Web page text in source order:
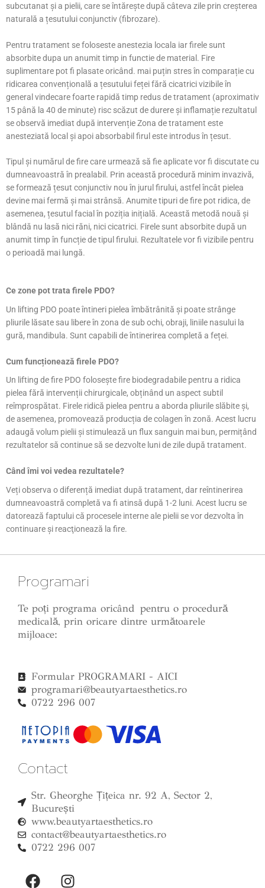
subcutanat și a pielii, care se întărește după câteva zile prin creșterea
naturală a țesutului conjunctiv (fibrozare).
Pentru tratament se foloseste anestezia locala iar firele sunt
absorbite dupa un anumit timp in functie de material. Fire
suplimentare pot fi plasate oricând. mai puțin stres în comparație cu
ridicarea convențională a țesutului feței fără cicatrici vizibile în
general vindecare foarte rapidă timp redus de tratament (aproximativ
15 până la 40 de minute) risc scăzut de durere și inflamație rezultatul
se observă imediat după intervenție Zona de tratament este
anesteziată local și apoi absorbabil firul este introdus în țesut.
Tipul și numărul de fire care urmează să fie aplicate vor fi discutate cu
dumneavoastră în prealabil. Prin această procedură minim invazivă,
se formează țesut conjunctiv nou în jurul firului, astfel încât pielea
devine mai fermă și mai strânsă. Anumite tipuri de fire pot ridica, de
asemenea, țesutul facial în poziția inițială. Această metodă nouă și
blândă nu lasă nici răni, nici cicatrici. Firele sunt absorbite după un
anumit timp în funcție de tipul firului. Rezultatele vor fi vizibile pentru
o perioadă mai lungă.
Ce zone pot trata firele PDO?
Un lifting PDO poate întineri pielea îmbătrânită și poate strânge
pliurile lăsate sau libere în zona de sub ochi, obraji, liniile nasului la
gură, mandibula. Sunt capabili de întinerirea completă a feței.
Cum funcționează firele PDO?
Un lifting de fire PDO folosește fire biodegradabile pentru a ridica
pielea fără intervenții chirurgicale, obținând un aspect subtil
reîmprospătat. Firele ridică pielea pentru a aborda pliurile slăbite și,
de asemenea, promovează producția de colagen în zonă. Acest lucru
adaugă volum pielii și stimulează un flux sanguin mai bun, permițând
rezultatelor să continue să se dezvolte luni de zile după tratament.
Când îmi voi vedea rezultatele?
Veți observa o diferență imediat după tratament, dar reîntinerirea
dumneavoastră completă va fi atinsă după 1-2 luni. Acest lucru se
datorează faptului că procesele interne ale pielii se vor dezvolta în
continuare și reacţionează la fire.
Programari
Te poți programa oricând pentru o procedură
medicală, prin oricare dintre următoarele
mijloace:
Formular PROGRAMARI - AICI
programari@beautyartaesthetics.ro
0722 296 007
Contact
Str. Gheorghe Țițeica nr. 92 A, Sector 2,
București
www.beautyartaesthetics.ro
contact@beautyartaesthetics.ro
0722 296 007
F
I